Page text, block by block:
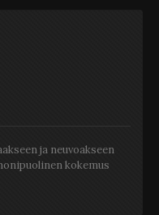
ja neuvoakseen
kokemus